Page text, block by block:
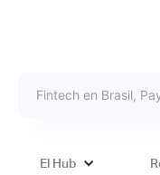
El Hub